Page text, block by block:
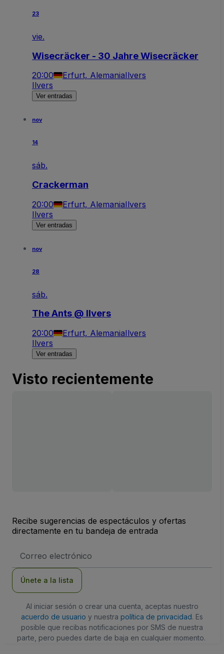
23
vie.
Wisecräcker - 30 Jahre Wisecräcker
20:00 Erfurt, AlemaniaIlvers
Ilvers
Ver entradas
nov
14
sáb.
Crackerman
20:00 Erfurt, AlemaniaIlvers
Ilvers
Ver entradas
nov
28
sáb.
The Ants @ Ilvers
20:00 Erfurt, AlemaniaIlvers
Ilvers
Ver entradas
Visto recientemente
Recibe sugerencias de espectáculos y ofertas
directamente en tu bandeja de entrada
de
Únete a la lista
Al iniciar sesión o crear una cuenta, aceptas nuestro
acuerdo de usuario y nuestra política de privacidad. Es
posible que recibas notificaciones por SMS de nuestra
parte, pero puedes darte de baja en cualquier momento.